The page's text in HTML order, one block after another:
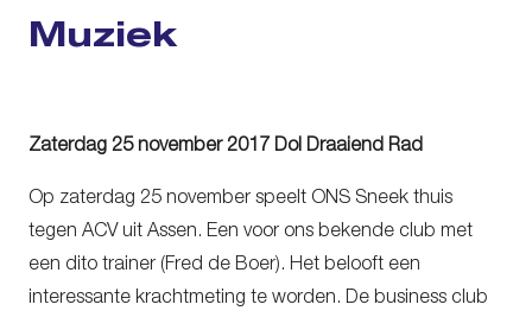
Muziek
Zaterdag 25 november 2017 Dol Draaiend Rad
Op zaterdag 25 november speelt ONS Sneek thuis
tegen ACV uit Assen. Een voor ons bekende club met
een dito trainer (Fred de Boer). Het belooft een
interessante krachtmeting te worden. De business club